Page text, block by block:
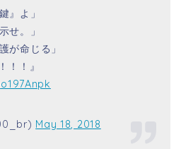
』よ」
せ。」
が命じる」
！！』
May 18, 2018